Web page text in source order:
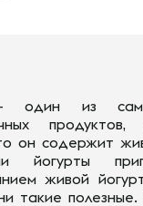
один из
он содержит
йогурты
живой
такие